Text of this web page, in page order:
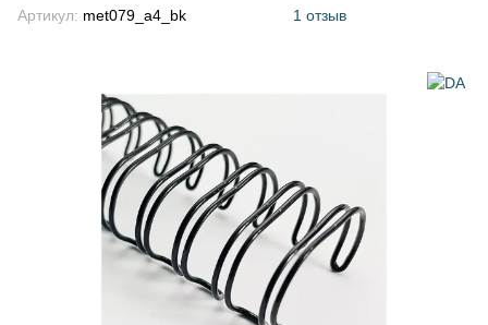
Артикул: met079_a4_bk 1 отзыв